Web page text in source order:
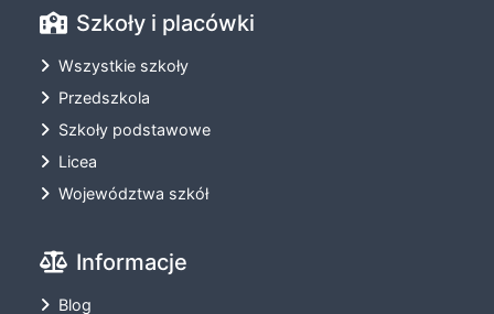
Szkoły i placówki
Wszystkie szkoły
Przedszkola
Szkoły podstawowe
Licea
Województwa szkół
Informacje
Blog